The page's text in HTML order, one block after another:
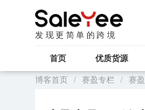
发现更简单的跨境
首页 优质货源
博客首页 / 赛盈专栏 / 赛